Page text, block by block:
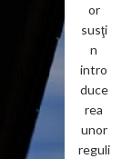
or
susţi
n
intro
duce
rea
unor
reguli